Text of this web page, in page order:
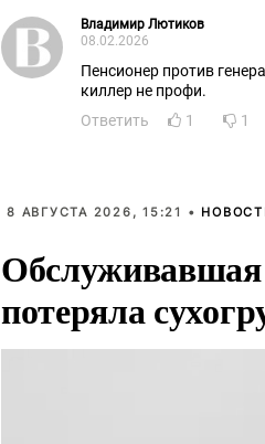
Владимир Лютиков
08.02.2026
Пенсионер против
киллер не профи.
Ответить
1 1
8 АВГУСТА 2026, 15:21 •
потеряла